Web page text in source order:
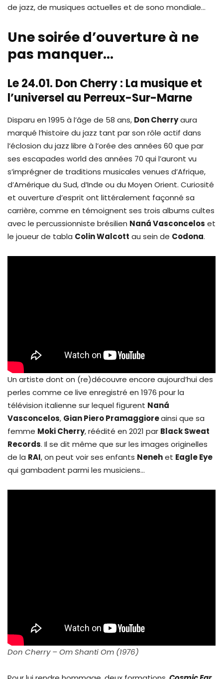
de jazz, de musiques actuelles et de sono mondiale…
Une soirée d’ouverture à ne
pas manquer…
Le 24.01. Don Cherry : La musique et
l’universel au Perreux-Sur-Marne
Disparu en 1995 à l’âge de 58 ans, Don Cherryaura
marqué l’histoire du jazz tant par son rôle actif dans
l’éclosion du jazz libre à l’orée des années 60 que par
ses escapades world des années 70 qui l’auront vu
s’imprégner de traditions musicales venues d’Afrique,
d’Amérique du Sud, d’Inde ou du Moyen Orient. Curiosité
et ouverture d’esprit ont littéralement façonné sa
carrière, comme en témoignent ses trois albums cultes
avec le percussionniste brésilien NanáVasconcelos et
le joueur de tabla ColinWalcott au sein de Codona.
Un artiste dont on (re)découvre encore aujourd’hui des
perles comme ce live enregistré en 1976 pour la
télévision italienne sur lequel figurent Naná
Vasconcelos, Gian Piero Pramaggioreainsi que sa
femme Moki Cherry, réédité en 2021 par Black Sweat
Records. Il se dit même que sur les images originelles
de la RAI, on peut voir ses enfants Nenehet Eagle Eye
qui gambadent parmi les musiciens…
Don Cherry ‎– Om Shanti Om (1976)